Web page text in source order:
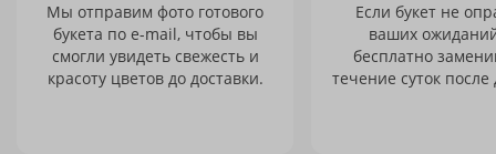
Мы отправим фото готового
букета по e-mail, чтобы вы
смогли увидеть свежесть и
красоту цветов до доставки.
Если букет не
ваших
бесплатно
течение суток после